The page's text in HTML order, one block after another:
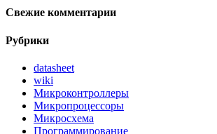
Свежие комментарии
Рубрики
datasheet
wiki
Микроконтроллеры
Микропроцессоры
Микросхема
Программирование